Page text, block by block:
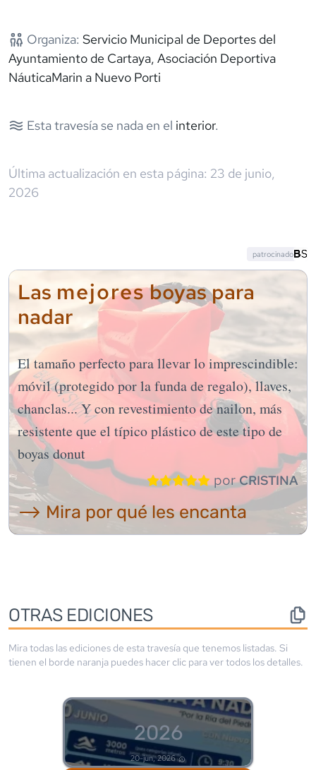
Organiza: Servicio Municipal de Deportes del
Ayuntamiento de Cartaya, Asociación Deportiva
NáuticaMarin a Nuevo Porti
Esta travesía se nada en el interior.
Última actualización en esta página: 23 de junio,
2026
Las mejoresboyas para
nadar
El tamaño perfecto para llevar lo imprescindible:
móvil (protegido por la funda de regalo), llaves,
chanclas... Y con revestimiento de nailon, más
resistente que el típico plástico de este tipo de
boyas donut
porCRISTINA
⟶ Mira por qué les encanta
patrocinado
OTRAS EDICIONES
Mira todas las ediciones de esta travesía que tenemos listadas. Si
tienen el borde naranja puedes hacer clic para ver todos los detalles.
2026
20-jun, 2026